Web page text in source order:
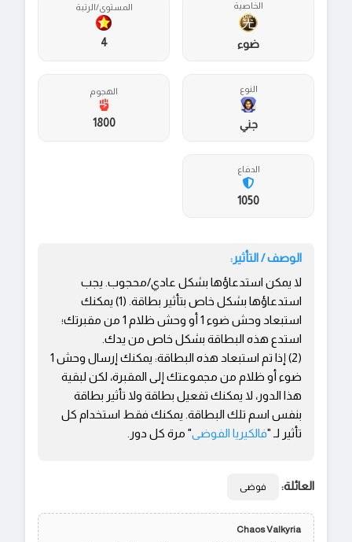
الخاصية
ضوء
المستوى/الرتبة
4
النوع
جني
الهجوم
1800
الدفاع
1050
الوصف / التأثير:
لا يمكن استدعاؤها بشكل عادي/محجوب. يجب
استدعاؤها بشكل خاص بتأثير بطاقة. (1) يمكنك
استبعاد وحش ضوء 1 أو وحش ظلام 1 من مقبرتك؛
استدع هذه البطاقة بشكل خاص من يدك.
(2) إذا تم استبعاد هذه البطاقة: يمكنك إرسال وحش 1
ضوء أو ظلام من مجموعتك إلى المقبرة، لكن لبقية
هذا الدور، لا يمكنك تفعيل بطاقة ولا تأثير بطاقة
بنفس اسم تلك البطاقة. يمكنك فقط استخدام كل
تأثير لـ "فالكيريا الفوضى" مرة كل دور.
العائلة: فوضى
Chaos Valkyria